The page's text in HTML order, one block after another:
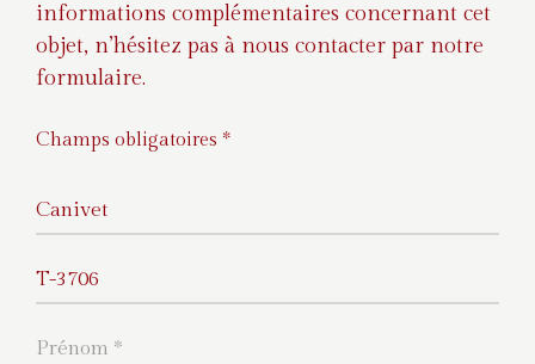
informations complémentaires concernant cet
objet, n’hésitez pas à nous contacter par notre
formulaire.
Champs obligatoires *